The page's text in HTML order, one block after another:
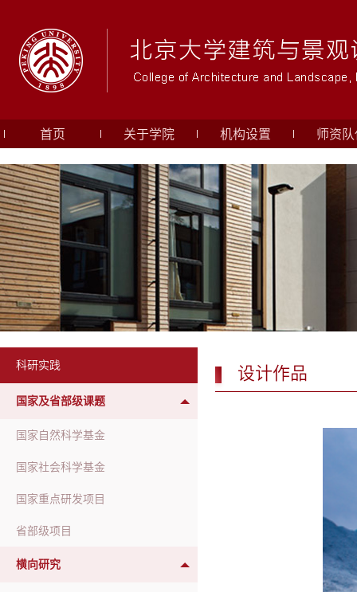
首页 关于学院 机构设置 师资队
科研实践
国家及省部级课题
国家自然科学基金
国家社会科学基金
国家重点研发项目
省部级项目
横向研究
设计作品